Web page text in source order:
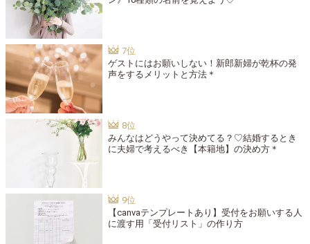
ゲストにはお願いしない！新郎新婦が乾杯の発
声をするメリットと方法＊
みんなはどうやって決めてる？♡結婚するとき
に夫婦で考えるべき【本籍地】の決め方＊
【canvaテンプレートあり】受付をお願いする人
に渡す用「受付リスト」の作り方